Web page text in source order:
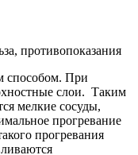
способом. При
слои. Таким
мелкие сосуды,
прогревание
прогревания